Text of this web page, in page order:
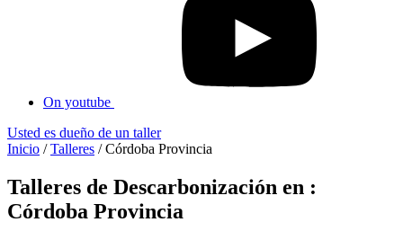
On youtube
Usted es dueño de un taller
Inicio /Talleres /Córdoba Provincia
Talleres de Descarbonización en :
Córdoba Provincia